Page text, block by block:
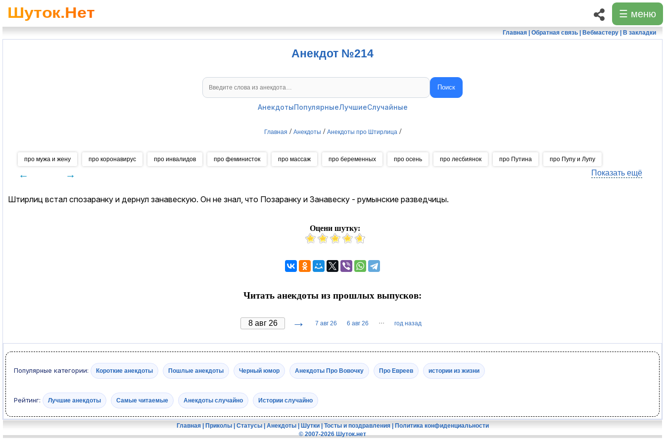
☰ меню
Главная| Обратная связь| Вебмастеру| В закладки
Анекдот №214
Поиск
АнекдотыПопулярныеЛучшиеСлучайные
Главная / Анекдоты / Анекдоты про Штирлица /
про мужа и жену про коронавирус про инвалидов про феминисток про массаж про беременных про осень про лесбиянок про Путина про Пупу и Лупу
← → Показать ещё
Штирлиц встал спозаранку и дернул занавескую. Он не знал, что Позаранку и Занавеску - румынские разведчицы.
Оцени шутку:
Читать анекдоты из прошлых выпусков:
→ 7 авг 26 6 авг 26 ··· год назад
Популярные категории: Короткие анекдоты Пошлые анекдоты Черный юмор Анекдоты Про Вовочку Про Евреев истории из жизни
Рейтинг: Лучшие анекдоты Самые читаемые Анекдоты случайно Истории случайно
Главная| Приколы| Статусы| Анекдоты| Шутки| Тосты и поздравления| Политика конфиденциальности
© 2007-2026 Шуток.нет